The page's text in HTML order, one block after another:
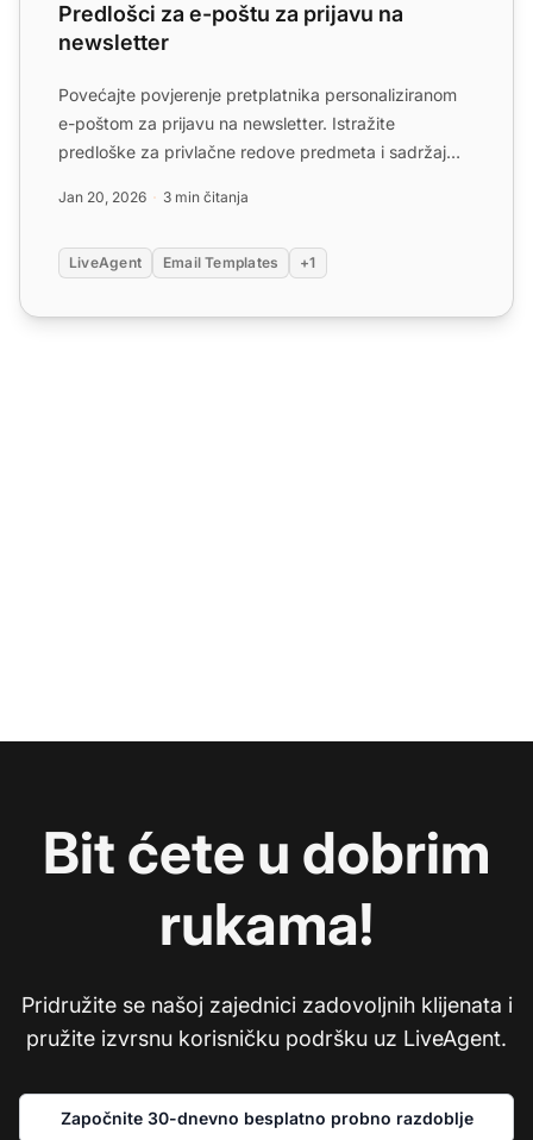
Predlošci za e-poštu za prijavu na
newsletter
Povećajte povjerenje pretplatnika personaliziranom
e-poštom za prijavu na newsletter. Istražite
predloške za privlačne redove predmeta i sadržaj
Jan 20, 2026 3 min čitanja
LiveAgent Email Templates +1
Bit ćete u dobrim
rukama!
Pridružite se našoj zajednici zadovoljnih klijenata i
pružite izvrsnu korisničku podršku uz LiveAgent.
Započnite 30-dnevno besplatno probno razdoblje